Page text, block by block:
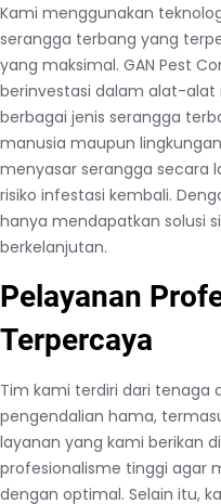
Kami menggunakan
serangga terbang yang
yang maksimal. GAN Pest
berinvestasi dalam alat-
berbagai jenis serangga
manusia maupun
menyasar serangga secara
risiko infestasi kembali.
hanya mendapatkan solusi
berkelanjutan.
Pelayanan
Terpercaya
Tim kami terdiri dari tenaga
pengendalian hama,
layanan yang kami berikan
profesionalisme tinggi agar
dengan optimal. Selain itu,